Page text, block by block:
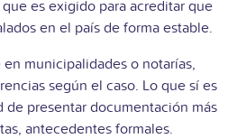
es exigido para acreditar que
en el país de forma estable.
municipalidades o notarías,
según el caso. Lo que sí es
de presentar documentación más
antecedentes formales.